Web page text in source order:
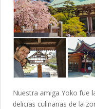
Nuestra amiga Yoko fue
delicias culinarias de la